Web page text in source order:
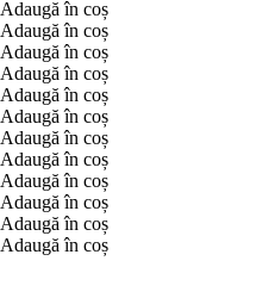
Adaugă în coș
Adaugă în coș
Adaugă în coș
Adaugă în coș
Adaugă în coș
Adaugă în coș
Adaugă în coș
Adaugă în coș
Adaugă în coș
Adaugă în coș
Adaugă în coș
Adaugă în coș